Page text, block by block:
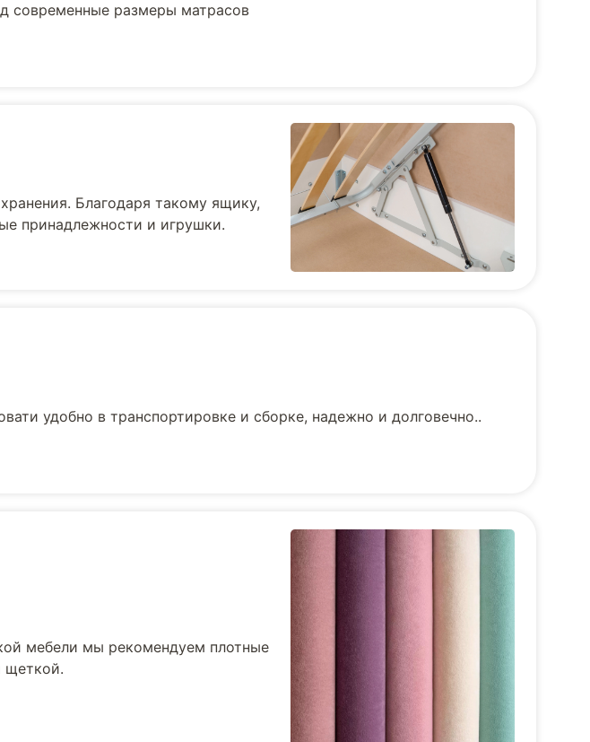
современные размеры матрасов
Благодаря такому ящику,
принадлежности и игрушки.
удобно в транспортировке и сборке, надежно и долговечно..
мебели мы рекомендуем плотные
щеткой.